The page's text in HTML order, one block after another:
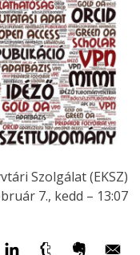
Szolgálat (EKSZ)
7., kedd – 13:07